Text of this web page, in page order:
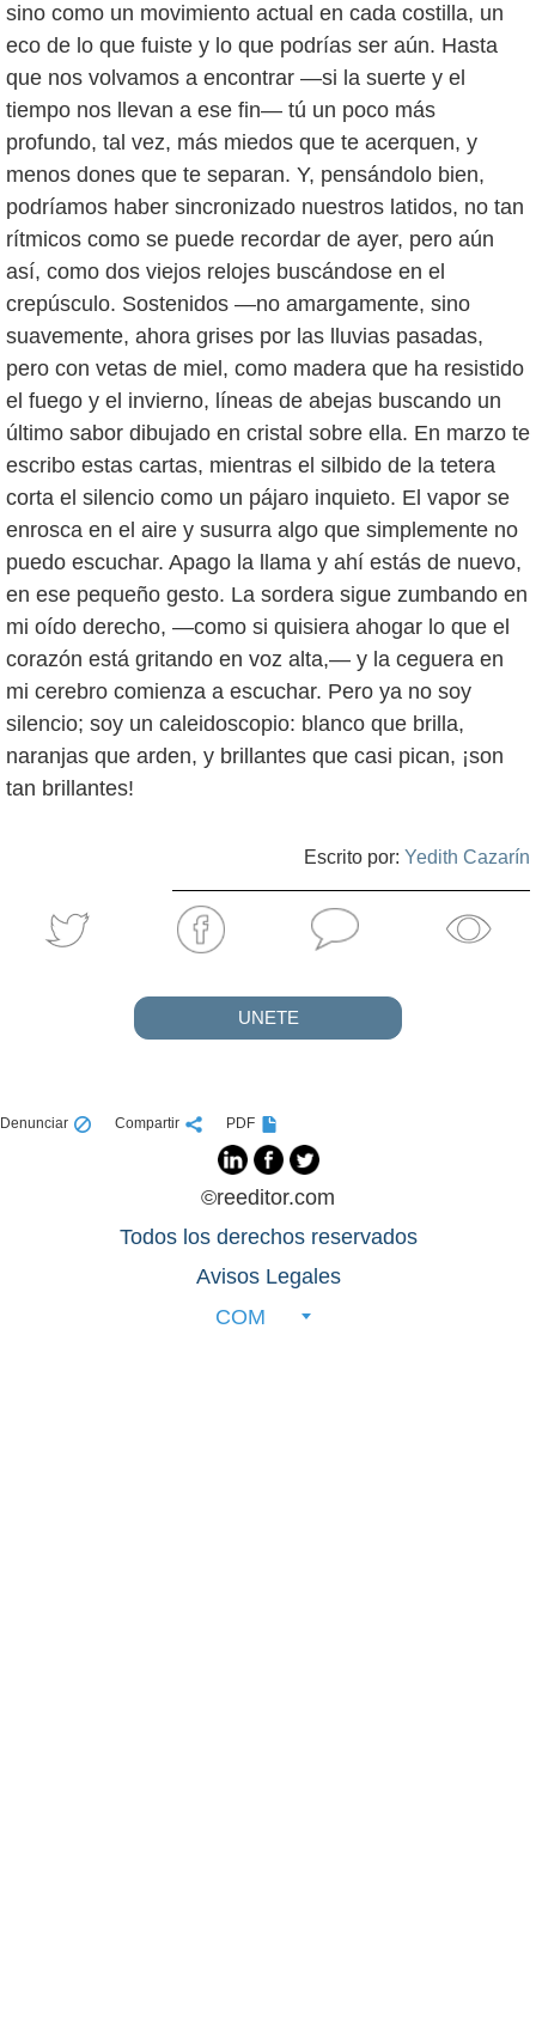
sino como un movimiento actual en cada costilla, un
eco de lo que fuiste y lo que podrías ser aún. Hasta
que nos volvamos a encontrar —si la suerte y el
tiempo nos llevan a ese fin— tú un poco más
profundo, tal vez, más miedos que te acerquen, y
menos dones que te separan. Y, pensándolo bien,
podríamos haber sincronizado nuestros latidos, no tan
rítmicos como se puede recordar de ayer, pero aún
así, como dos viejos relojes buscándose en el
crepúsculo. Sostenidos —no amargamente, sino
suavemente, ahora grises por las lluvias pasadas,
pero con vetas de miel, como madera que ha resistido
el fuego y el invierno, líneas de abejas buscando un
último sabor dibujado en cristal sobre ella. En marzo te
escribo estas cartas, mientras el silbido de la tetera
corta el silencio como un pájaro inquieto. El vapor se
enrosca en el aire y susurra algo que simplemente no
puedo escuchar. Apago la llama y ahí estás de nuevo,
en ese pequeño gesto. La sordera sigue zumbando en
mi oído derecho, —como si quisiera ahogar lo que el
corazón está gritando en voz alta,— y la ceguera en
mi cerebro comienza a escuchar. Pero ya no soy
silencio; soy un caleidoscopio: blanco que brilla,
naranjas que arden, y brillantes que casi pican, ¡son
tan brillantes!
Escrito por: Yedith Cazarín
UNETE
Denunciar Compartir PDF
©reeditor.com
Todos los derechos reservados
Avisos Legales